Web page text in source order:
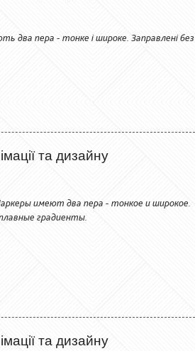
два пера - тонке і широке. Заправлені без
та дизайну
имеют два пера - тонкое и широкое.
градиенты.
та дизайну